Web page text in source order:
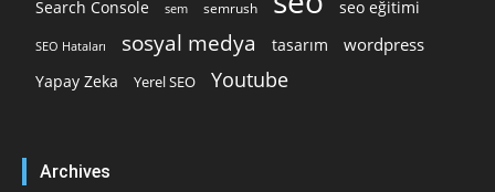
Search Console sem semrush seo eğitimi
SEO Hataları sosyal medya tasarım wordpress
Yapay Zeka Yerel SEO Youtube
Archives